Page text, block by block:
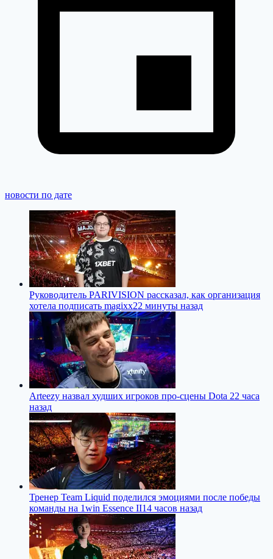
новости по дате
Руководитель PARIVISION рассказал, как организация
хотела подписать magixx22 минуты назад
Arteezy назвал худших игроков про-сцены Dota 22 часа
назад
Тренер Team Liquid поделился эмоциями после победы
команды на 1win Essence II14 часов назад